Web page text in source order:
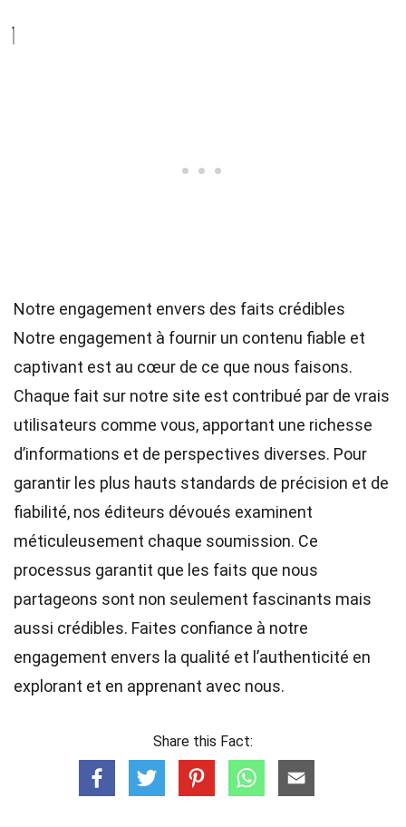
Notre engagement envers des faits crédibles
Notre engagement à fournir un contenu fiable et
captivant est au cœur de ce que nous faisons.
Chaque fait sur notre site est contribué par de vrais
utilisateurs comme vous, apportant une richesse
d’informations et de perspectives diverses. Pour
garantir les plus hauts standards de précision et de
fiabilité, nos éditeurs dévoués examinent
méticuleusement chaque soumission. Ce
processus garantit que les faits que nous
partageons sont non seulement fascinants mais
aussi crédibles. Faites confiance à notre
engagement envers la qualité et l’authenticité en
explorant et en apprenant avec nous.
Share this Fact: